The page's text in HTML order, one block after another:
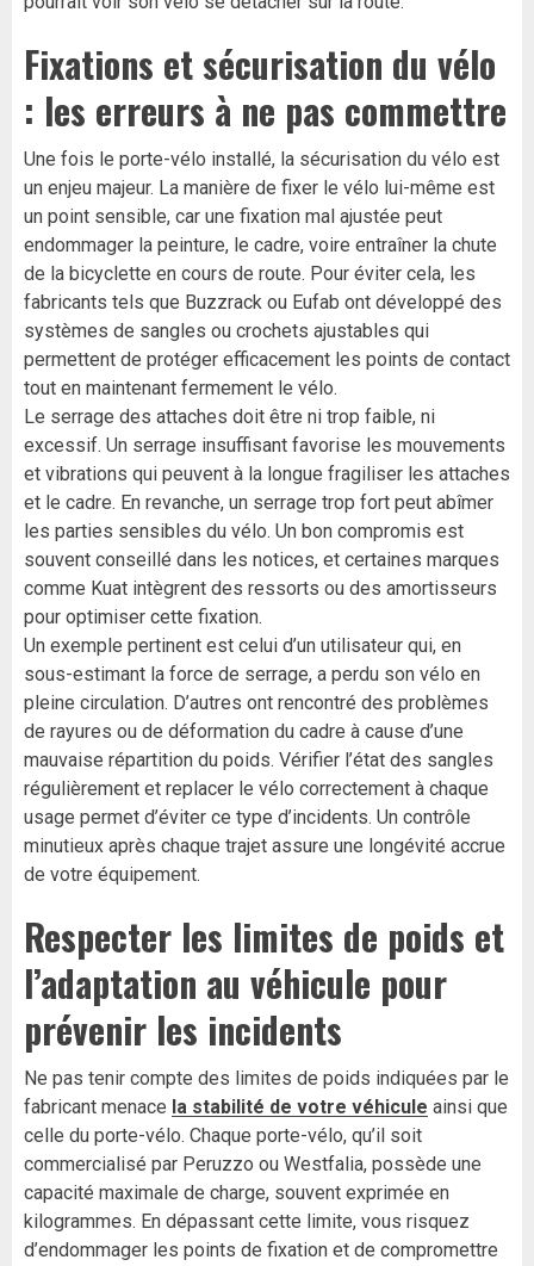
Fixations et sécurisation du vélo
: les erreurs à ne pas commettre
Une fois le porte-vélo installé, la sécurisation du vélo est
un enjeu majeur. La manière de fixer le vélo lui-même est
un point sensible, car une fixation mal ajustée peut
endommager la peinture, le cadre, voire entraîner la chute
de la bicyclette en cours de route. Pour éviter cela, les
fabricants tels que Buzzrack ou Eufab ont développé des
systèmes de sangles ou crochets ajustables qui
permettent de protéger efficacement les points de contact
tout en maintenant fermement le vélo.
Le serrage des attaches doit être ni trop faible, ni
excessif. Un serrage insuffisant favorise les mouvements
et vibrations qui peuvent à la longue fragiliser les attaches
et le cadre. En revanche, un serrage trop fort peut abîmer
les parties sensibles du vélo. Un bon compromis est
souvent conseillé dans les notices, et certaines marques
comme Kuat intègrent des ressorts ou des amortisseurs
pour optimiser cette fixation.
Un exemple pertinent est celui d’un utilisateur qui, en
sous-estimant la force de serrage, a perdu son vélo en
pleine circulation. D’autres ont rencontré des problèmes
de rayures ou de déformation du cadre à cause d’une
mauvaise répartition du poids. Vérifier l’état des sangles
régulièrement et replacer le vélo correctement à chaque
usage permet d’éviter ce type d’incidents. Un contrôle
minutieux après chaque trajet assure une longévité accrue
de votre équipement.
Respecter les limites de poids et
l’adaptation au véhicule pour
prévenir les incidents
Ne pas tenir compte des limites de poids indiquées par le
fabricant menace la stabilité de votre véhicule ainsi que
celle du porte-vélo. Chaque porte-vélo, qu’il soit
commercialisé par Peruzzo ou Westfalia, possède une
capacité maximale de charge, souvent exprimée en
kilogrammes. En dépassant cette limite, vous risquez
d’endommager les points de fixation et de compromettre